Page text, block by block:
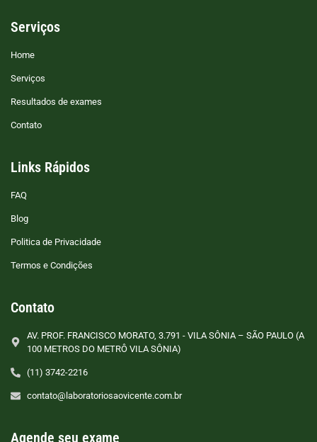
Serviços
Home
Serviços
Resultados de exames
Contato
Links Rápidos
FAQ
Blog
Politica de Privacidade
Termos e Condições
Contato
AV. PROF. FRANCISCO MORATO, 3.791 - VILA SÔNIA – SÃO PAULO (A
100 METROS DO METRÔ VILA SÔNIA)
(11) 3742-2216
contato@laboratoriosaovicente.com.br
Agende seu exame